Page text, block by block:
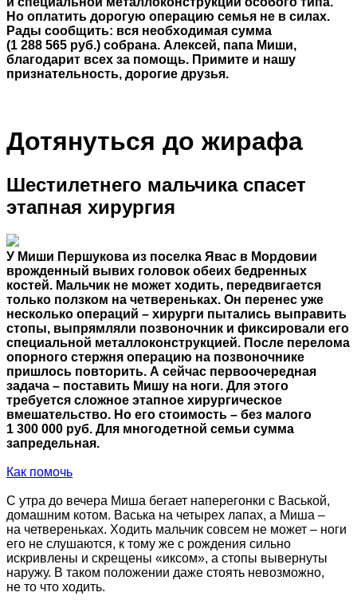
Но оплатить дорогую операцию семья не в силах.
Рады сообщить: вся необходимая сумма
(1 288 565 руб.) собрана. Алексей, папа Миши,
благодарит всех за помощь. Примите и нашу
признательность, дорогие друзья.
Дотянуться до жирафа
Шестилетнего мальчика спасет
этапная хирургия
У Миши Першукова из поселка Явас в Мордовии
врожденный вывих головок обеих бедренных
костей. Мальчик не может ходить, передвигается
только ползком на четвереньках. Он перенес уже
несколько операций – хирурги пытались выправить
стопы, выпрямляли позвоночник и фиксировали его
специальной металлоконструкцией. После перелома
опорного стержня операцию на позвоночнике
пришлось повторить. А сейчас первоочередная
задача – поставить Мишу на ноги. Для этого
требуется сложное этапное хирургическое
вмешательство. Но его стоимость – без малого
1 300 000 руб. Для многодетной семьи сумма
запредельная.
Как помочь
С утра до вечера Миша бегает наперегонки с Васькой,
домашним котом. Васька на четырех лапах, а Миша –
на четвереньках. Ходить мальчик совсем не может – ноги
его не слушаются, к тому же с рождения сильно
искривлены и скрещены «иксом», а стопы вывернуты
наружу. В таком положении даже стоять невозможно,
не то что ходить.